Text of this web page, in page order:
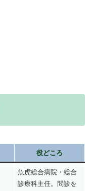
役どころ
魚虎総合病院・総合
診療科主任。問診を